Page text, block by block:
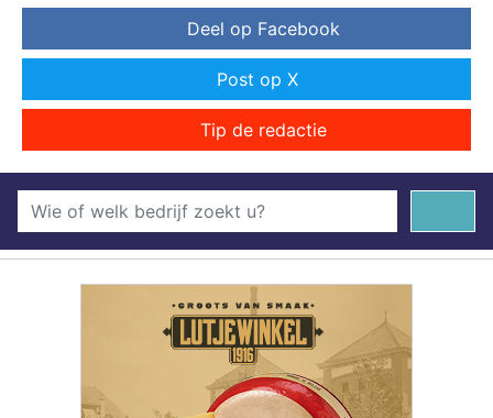
Deel op Facebook
Post op X
Tip de redactie